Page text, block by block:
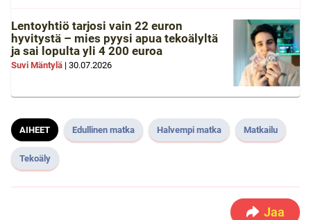
Lentoyhtiö tarjosi vain 22 euron
hyvitystä – mies pyysi apua tekoälyltä
ja sai lopulta yli 4 200 euroa
Suvi Mäntylä | 30.07.2026
AIHEET Edullinen matka Halvempi matka Matkailu
Tekoäly
Jaa